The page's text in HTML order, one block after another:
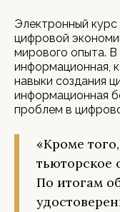
Электронный
цифровой
мирового опыта. В
информационная,
навыки создания
информационная
проблем в
«Кроме
тьюторское
По итогам